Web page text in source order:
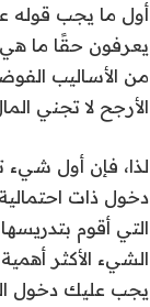
أول ما يجب قوله
يعرفون حقًا ما هي
من الأساليب
الأرجح لا تجني
لذا، فإن أول شيء
دخول ذات
التي أقوم
الشيء الأكثر
يجب عليك دخول